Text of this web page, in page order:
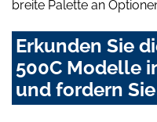
breite Palette an
Erkunden Sie
500C Modelle
und fordern